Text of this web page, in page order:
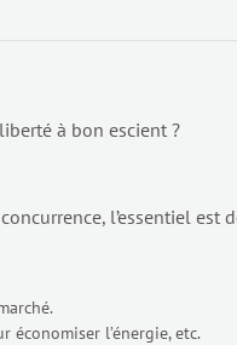
à bon escient ?
l’essentiel
économiser l’énergie, etc.